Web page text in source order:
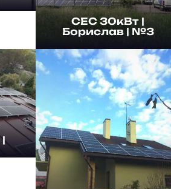
СЕС 30кВт |
Борислав | №3